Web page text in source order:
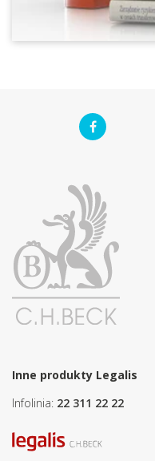
Inne produkty Legalis
Infolinia: 22 311 22 22